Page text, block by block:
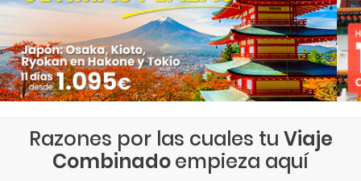
Razones por las cuales tu Viaje
Combinadoempieza aquí